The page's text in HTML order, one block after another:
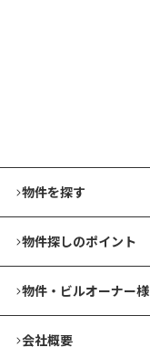
物件を探す
物件探しのポイント
物件・ビルオーナー様
会社概要